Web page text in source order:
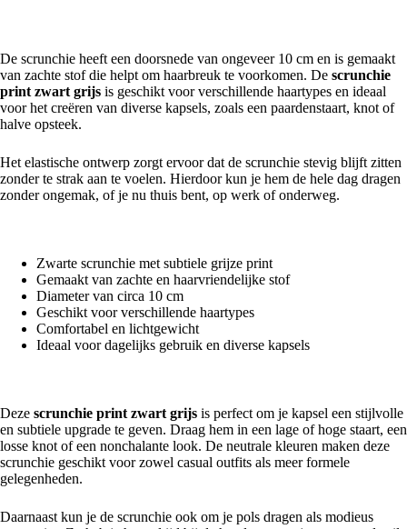
De scrunchie heeft een doorsnede van ongeveer 10 cm en is gemaakt
van zachte stof die helpt om haarbreuk te voorkomen. De scrunchie
print zwart grijs is geschikt voor verschillende haartypes en ideaal
voor het creëren van diverse kapsels, zoals een paardenstaart, knot of
halve opsteek.
Het elastische ontwerp zorgt ervoor dat de scrunchie stevig blijft zitten
zonder te strak aan te voelen. Hierdoor kun je hem de hele dag dragen
zonder ongemak, of je nu thuis bent, op werk of onderweg.
Zwarte scrunchie met subtiele grijze print
Gemaakt van zachte en haarvriendelijke stof
Diameter van circa 10 cm
Geschikt voor verschillende haartypes
Comfortabel en lichtgewicht
Ideaal voor dagelijks gebruik en diverse kapsels
Deze scrunchie print zwart grijs is perfect om je kapsel een stijlvolle
en subtiele upgrade te geven. Draag hem in een lage of hoge staart, een
losse knot of een nonchalante look. De neutrale kleuren maken deze
scrunchie geschikt voor zowel casual outfits als meer formele
gelegenheden.
Daarnaast kun je de scrunchie ook om je pols dragen als modieus